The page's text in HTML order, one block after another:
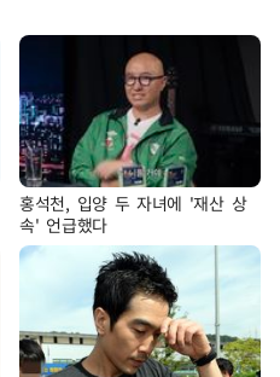
홍석천, 입양 두 자녀에 '재산 상
속' 언급했다